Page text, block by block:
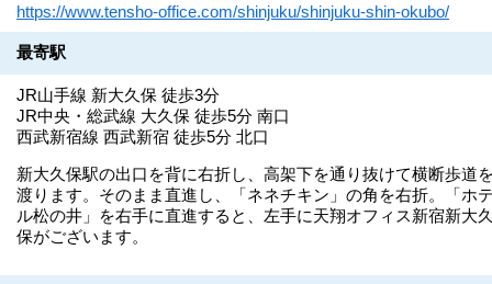
https://www.tensho-office.com/shinjuku/shinjuku-shin-okubo/
最寄駅
JR山手線 新大久保 徒歩3分
JR中央・総武線 大久保 徒歩5分 南口
西武新宿線 西武新宿 徒歩5分 北口
新大久保駅の出口を背に右折し、高架下を通り抜けて横断歩道
渡ります。そのまま直進し、「ネネチキン」の角を右折。「ホ
ル松の井」を右手に直進すると、左手に天翔オフィス新宿新大
保がございます。